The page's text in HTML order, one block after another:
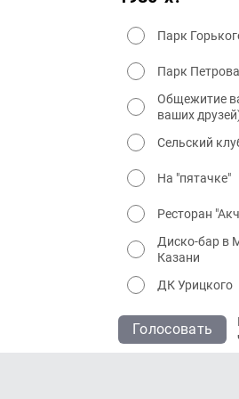
Парк
Парк
Общежитие
ваших
Сельский
На "пятачке"
Ресторан
Диско-бар в
Казани
ДК Урицкого
Голосовать